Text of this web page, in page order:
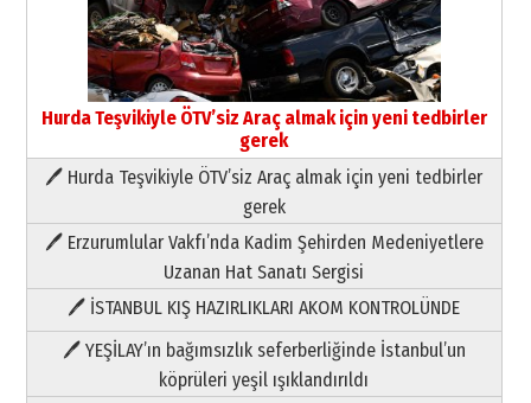
Hurda Teşvikiyle ÖTV’siz Araç almak için yeni tedbirler
gerek
🖊 Hurda Teşvikiyle ÖTV’siz Araç almak için yeni tedbirler
gerek
🖊 Erzurumlular Vakfı’nda Kadim Şehirden Medeniyetlere
Uzanan Hat Sanatı Sergisi
🖊 İSTANBUL KIŞ HAZIRLIKLARI AKOM KONTROLÜNDE
🖊 YEŞİLAY’ın bağımsızlık seferberliğinde İstanbul’un
köprüleri yeşil ışıklandırıldı
Paranın Aile Kültüründeki Yeri
03 Ağustos 2026 Pazartesi
Yıldırım Gündoğdu
HAVVA’NIN ÜÇ KIZI
09 Temmuz 2026 Perşembe